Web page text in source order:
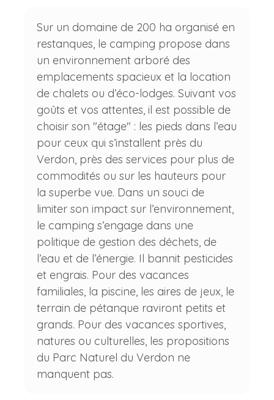
Sur un domaine de 200 ha organisé en
restanques, le camping propose dans
un environnement arboré des
emplacements spacieux et la location
de chalets ou d’éco-lodges. Suivant vos
goûts et vos attentes, il est possible de
choisir son "étage" : les pieds dans l’eau
pour ceux qui s’installent près du
Verdon, près des services pour plus de
commodités ou sur les hauteurs pour
la superbe vue. Dans un souci de
limiter son impact sur l’environnement,
le camping s’engage dans une
politique de gestion des déchets, de
l’eau et de l’énergie. Il bannit pesticides
et engrais. Pour des vacances
familiales, la piscine, les aires de jeux, le
terrain de pétanque raviront petits et
grands. Pour des vacances sportives,
natures ou culturelles, les propositions
du Parc Naturel du Verdon ne
manquent pas.